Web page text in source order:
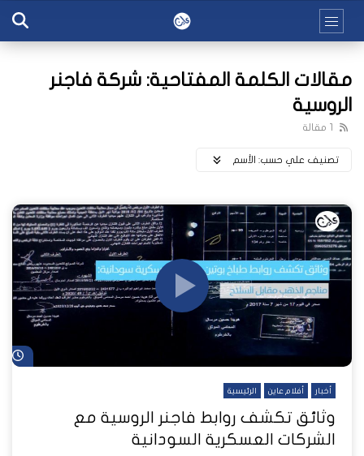
مقالات الكلمة المفتاحية: شركة فاجنر
الروسية
1 مقالة
تصنيف علي حسب: اﻷسم
أخبار أفلام عاين الرئيسية
وثائق تكشف روابط فاجنر الروسية مع
الشركات العسكرية السودانية